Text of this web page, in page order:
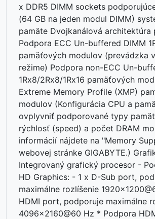
x DDR5 DIMM sockets
(64 GB na jeden modul DIMM)
pamäte Dvojkanálová architektúra
Podpora ECC Un-buffered DIMM
pamäťových modulov (prevádzka
režime) Podpora non-ECC Un-
1Rx8/2Rx8/1Rx16 pamäťových
Extreme Memory Profile (XMP)
modulov (Konfigurácia CPU a
ovplyvniť podporované typy
rýchlosť (speed) a počet DRAM
informácií nájdete na "Memory
webovej stránke GIGABYTE.)
Integrovaný grafický procesor -
HD Graphics: - 1 x D-Sub port,
maximálne rozlíšenie
HDMI port, podporuje maximálne
4096x2160@60 Hz * Podpora